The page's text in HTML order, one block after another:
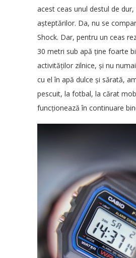
acest ceas unul destul de
așteptărilor. Da, nu se
Shock. Dar, pentru un ceas
30 metri sub apă ține foarte
activităților zilnice, și nu
cu el în apă dulce și sărată,
pescuit, la fotbal, la cărat
funcționează în continuare